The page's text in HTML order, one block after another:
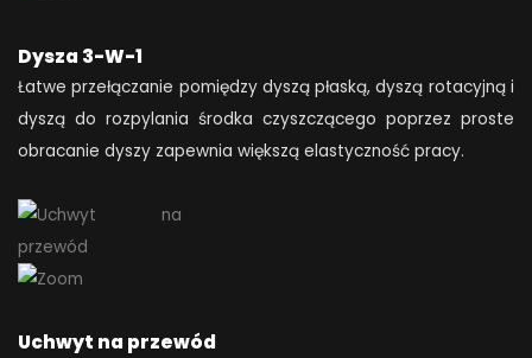
Dysza 3-W-1
Łatwe przełączanie pomiędzy dyszą płaską, dyszą rotacyjną i
dyszą do rozpylania środka czyszczącego poprzez proste
obracanie dyszy zapewnia większą elastyczność pracy.
Uchwyt na przewód